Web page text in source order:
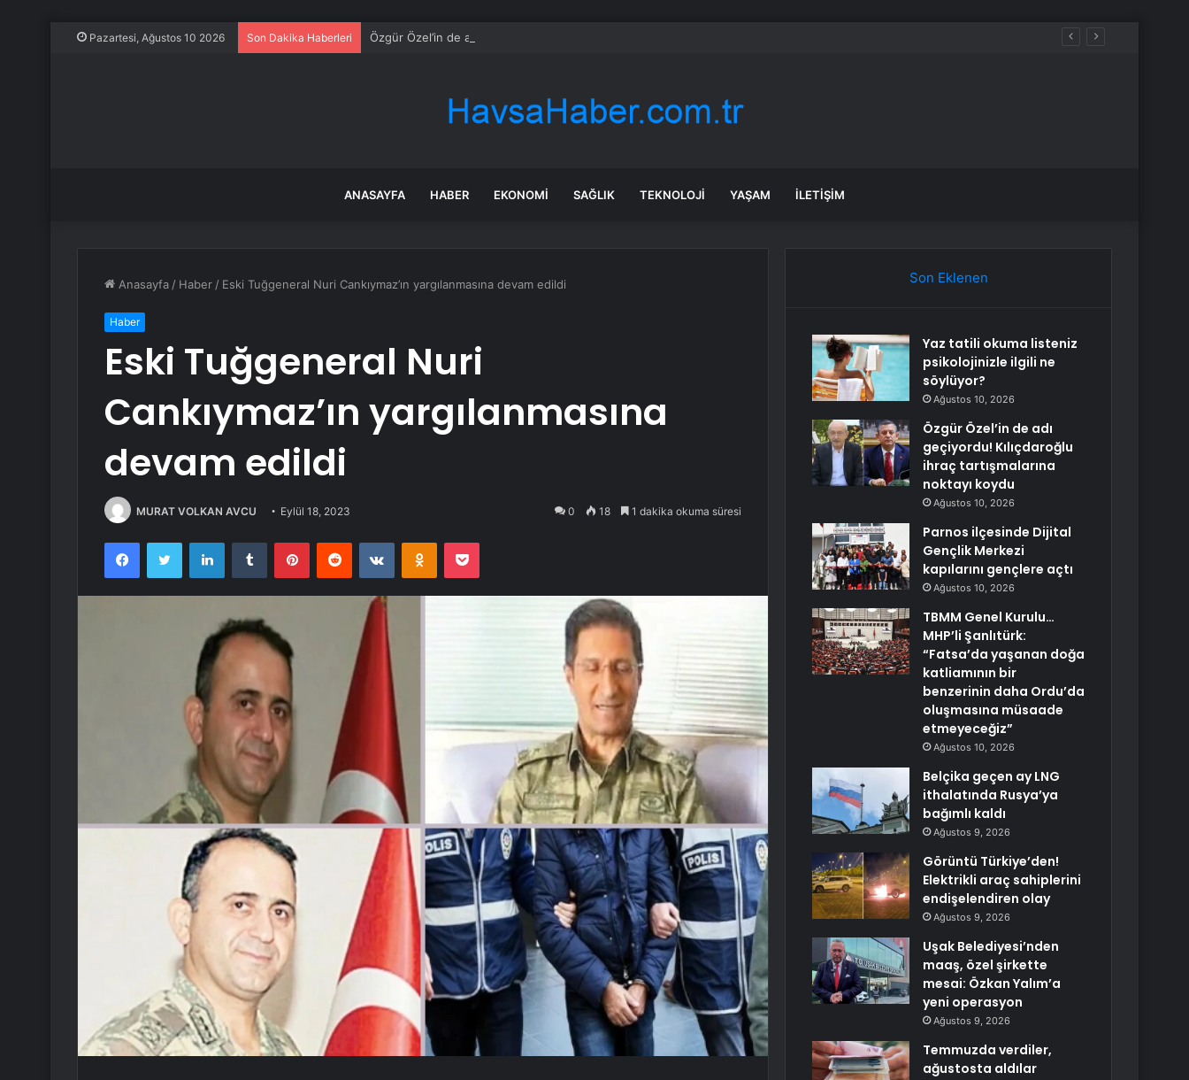
Pazartesi, Ağustos 10 2026 Son Dakika Haberleri Özgür Özel’in de adı geçiyordu! Kılıçdaroğlu ihraç tartışmalarına noktayı koydu
ANASAYFA HABER EKONOMI SAĞLIK TEKNOLOJI YAŞAM İLETIŞIM
Anasayfa / Haber / Eski Tuğgeneral Nuri Cankıymaz’ın yargılanmasına devam edildi
Haber
Eski Tuğgeneral Nuri
Cankıymaz’ın yargılanmasına
devam edildi
MURAT VOLKAN AVCU Eylül 18, 2023 0 18 1 dakika okuma süresi
FacebookTwitter LinkedInTumblr PinterestReddit VKontakteOdnoklassniki
Pocket
Son Eklenen
Yaz tatili okuma listeniz
psikolojinizle ilgili ne
söylüyor?
Ağustos 10, 2026
Özgür Özel’in de adı
geçiyordu! Kılıçdaroğlu
ihraç tartışmalarına
noktayı koydu
Ağustos 10, 2026
Parnos ilçesinde Dijital
Gençlik Merkezi
kapılarını gençlere açtı
Ağustos 10, 2026
TBMM Genel Kurulu…
MHP’li Şanlıtürk:
“Fatsa’da yaşanan doğa
katliamının bir
benzerinin daha Ordu’da
oluşmasına müsaade
etmeyeceğiz”
Ağustos 10, 2026
Belçika geçen ay LNG
ithalatında Rusya’ya
bağımlı kaldı
Ağustos 9, 2026
Görüntü Türkiye’den!
Elektrikli araç sahiplerini
endişelendiren olay
Ağustos 9, 2026
Uşak Belediyesi’nden
maaş, özel şirkette
mesai: Özkan Yalım’a
yeni operasyon
Ağustos 9, 2026
Temmuzda verdiler,
ağustosta aldılar